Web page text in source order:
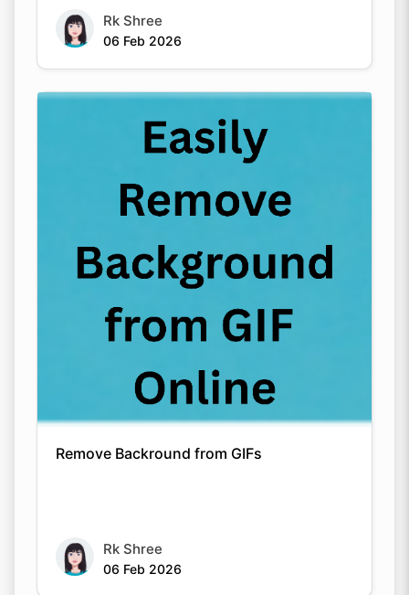
Rk Shree
06 Feb 2026
Remove Backround from GIFs
Rk Shree
06 Feb 2026